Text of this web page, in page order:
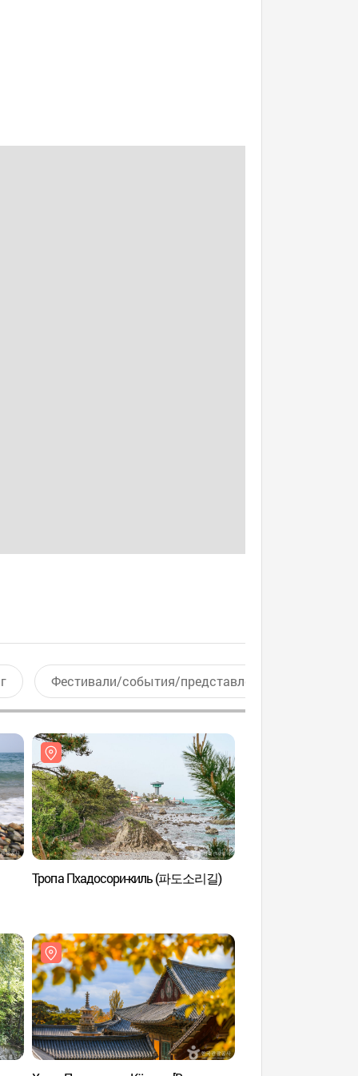
Фестивали/события/представления
Тропа Пхадосори-киль (파도소리길)